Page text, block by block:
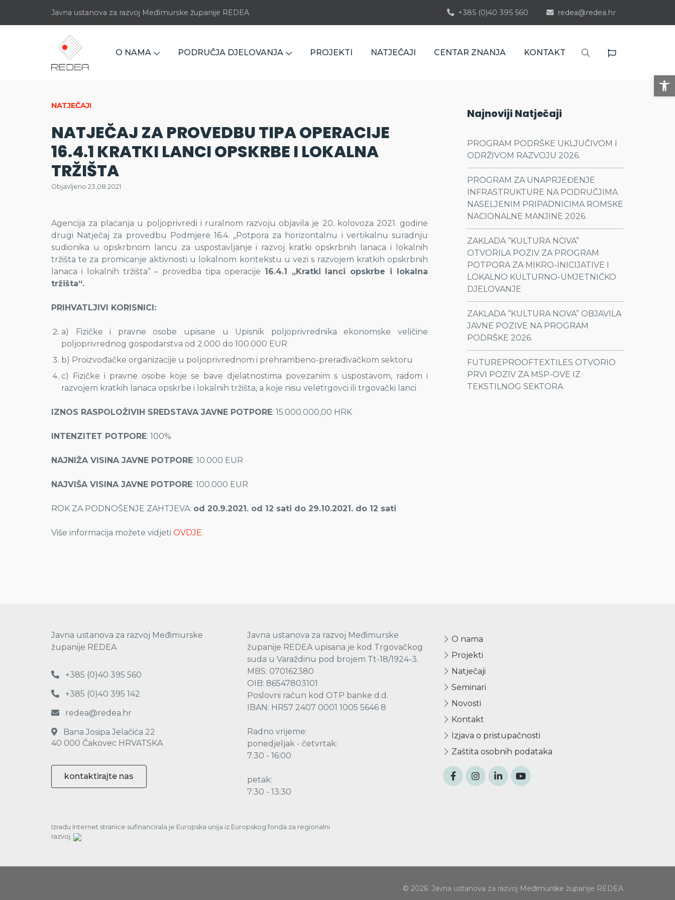
Javna ustanova za razvoj Međimurske županije REDEA +385 (0)40 395 560 redea@redea.hr
O NAMA PODRUČJA DJELOVANJA PROJEKTI NATJEČAJI CENTAR ZNANJA KONTAKT
NATJEČAJI
NATJEČAJ ZA PROVEDBU TIPA OPERACIJE
16.4.1 KRATKI LANCI OPSKRBE I LOKALNA
TRŽIŠTA
Objavljeno 23.08.2021
Agencija za plaćanja u poljoprivredi i ruralnom razvoju objavila je 20. kolovoza 2021. godine
drugi Natječaj za provedbu Podmjere 16.4. „Potpora za horizontalnu i vertikalnu suradnju
sudionika u opskrbnom lancu za uspostavljanje i razvoj kratki opskrbnih lanaca i lokalnih
tržišta te za promicanje aktivnosti u lokalnom kontekstu u vezi s razvojem kratkih opskrbnih
lanaca i lokalnih tržišta“ – provedba tipa operacije 16.4.1 „Kratki lanci opskrbe i lokalna
tržišta“.
PRIHVATLJIVI KORISNICI:
a) Fizičke i pravne osobe upisane u Upisnik poljoprivrednika ekonomske veličine
poljoprivrednog gospodarstva od 2.000 do 100.000 EUR
b) Proizvođačke organizacije u poljoprivrednom i prehrambeno-prerađivačkom sektoru
c) Fizičke i pravne osobe koje se bave djelatnostima povezanim s uspostavom, radom i
razvojem kratkih lanaca opskrbe i lokalnih tržišta, a koje nisu veletrgovci ili trgovački lanci
IZNOS RASPOLOŽIVIH SREDSTAVA JAVNE POTPORE: 15.000.000,00 HRK
INTENZITET POTPORE: 100%
NAJNIŽA VISINA JAVNE POTPORE: 10.000 EUR
NAJVIŠA VISINA JAVNE POTPORE: 100.000 EUR
ROK ZA PODNOŠENJE ZAHTJEVA: od 20.9.2021. od 12 sati do 29.10.2021. do 12 sati
Više informacija možete vidjeti OVDJE.
Najnoviji Natječaji
PROGRAM PODRŠKE UKLJUČIVOM I
ODRŽIVOM RAZVOJU 2026.
PROGRAM ZA UNAPRJEĐENJE
INFRASTRUKTURE NA PODRUČJIMA
NASELJENIM PRIPADNICIMA ROMSKE
NACIONALNE MANJINE 2026.
ZAKLADA “KULTURA NOVA”
OTVORILA POZIV ZA PROGRAM
POTPORA ZA MIKRO-INICIJATIVE I
LOKALNO KULTURNO-UMJETNIČKO
DJELOVANJE
ZAKLADA “KULTURA NOVA” OBJAVILA
JAVNE POZIVE NA PROGRAM
PODRŠKE 2026.
FUTUREPROOFTEXTILES OTVORIO
PRVI POZIV ZA MSP-OVE IZ
TEKSTILNOG SEKTORA
Javna ustanova za razvoj Međimurske
županije REDEA
+385 (0)40 395 560
+385 (0)40 395 142
redea@redea.hr
Bana Josipa Jelačića 22
40 000 Čakovec HRVATSKA
kontaktirajte nas
Javna ustanova za razvoj Međimurske
županije REDEA upisana je kod Trgovačkog
suda u Varaždinu pod brojem Tt-18/1924-3.
MBS: 070162380
OIB: 86547803101
Poslovni račun kod OTP banke d.d.
IBAN: HR57 2407 0001 1005 5646 8
Radno vrijeme:
ponedjeljak - četvrtak:
7:30 - 16:00
petak:
7:30 - 13:30
O nama
Projekti
Natječaji
Seminari
Novosti
Kontakt
Izjava o pristupačnosti
Zaštita osobnih podataka
Izradu Internet stranice sufinancirala je Europska unija iz Europskog fonda za regionalni
razvoj.
© 2026. Javna ustanova za razvoj Međimurske županije REDEA